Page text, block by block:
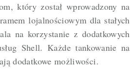
który został wprowadzony na
lojalnościowym dla stałych
na korzystanie z dodatkowych
Shell. Każde tankowanie na
dodatkowe możliwości.